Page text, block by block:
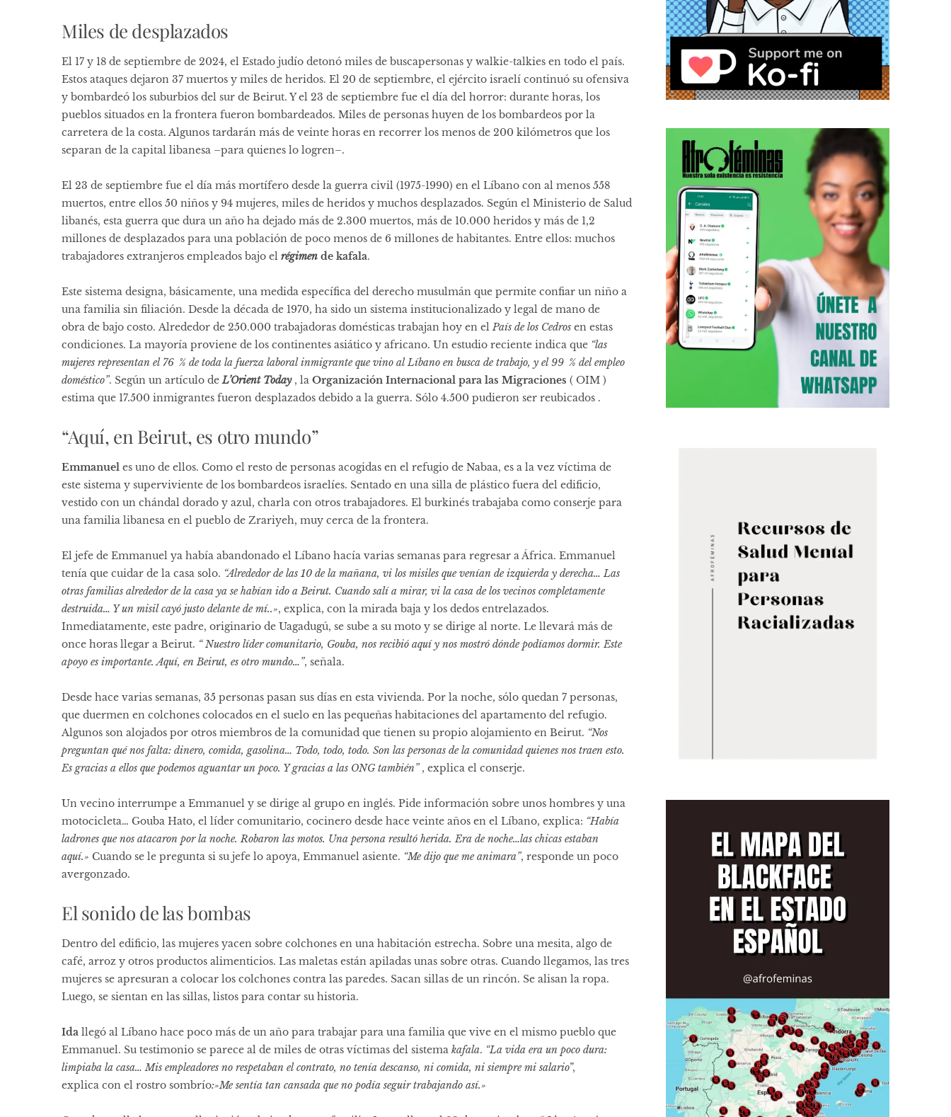
Miles de desplazados
El 17 y 18 de septiembre de 2024, el Estado judío detonó miles de buscapersonas y walkie-talkies en todo el país.
Estos ataques dejaron 37 muertos y miles de heridos. El 20 de septiembre, el ejército israelí continuó su ofensiva
y bombardeó los suburbios del sur de Beirut. Y el 23 de septiembre fue el día del horror: durante horas, los
pueblos situados en la frontera fueron bombardeados. Miles de personas huyen de los bombardeos por la
carretera de la costa. Algunos tardarán más de veinte horas en recorrer los menos de 200 kilómetros que los
separan de la capital libanesa –para quienes lo logren–.
El 23 de septiembre fue el día más mortífero desde la guerra civil (1975-1990) en el Líbano con al menos 558
muertos, entre ellos 50 niños y 94 mujeres, miles de heridos y muchos desplazados. Según el Ministerio de Salud
libanés, esta guerra que dura un año ha dejado más de 2.300 muertos, más de 10.000 heridos y más de 1,2
millones de desplazados para una población de poco menos de 6 millones de habitantes. Entre ellos: muchos
trabajadores extranjeros empleados bajo el régimen de kafala.
Este sistema designa, básicamente, una medida específica del derecho musulmán que permite confiar un niño a
una familia sin filiación. Desde la década de 1970, ha sido un sistema institucionalizado y legal de mano de
obra de bajo costo. Alrededor de 250.000 trabajadoras domésticas trabajan hoy en el País de los Cedros en estas
condiciones. La mayoría proviene de los continentes asiático y africano. Un estudio reciente indica que “las
mujeres representan el 76 % de toda la fuerza laboral inmigrante que vino al Líbano en busca de trabajo, y el 99 % del empleo
doméstico”. Según un artículo deL’Orient Today , la Organización Internacional para las Migraciones ( OIM )
estima que 17.500 inmigrantes fueron desplazados debido a la guerra. Sólo 4.500 pudieron ser reubicados .
“Aquí, en Beirut, es otro mundo”
Emmanuel es uno de ellos. Como el resto de personas acogidas en el refugio de Nabaa, es a la vez víctima de
este sistema y superviviente de los bombardeos israelíes. Sentado en una silla de plástico fuera del edificio,
vestido con un chándal dorado y azul, charla con otros trabajadores. El burkinés trabajaba como conserje para
una familia libanesa en el pueblo de Zrariyeh, muy cerca de la frontera.
El jefe de Emmanuel ya había abandonado el Líbano hacía varias semanas para regresar a África. Emmanuel
tenía que cuidar de la casa solo. “Alrededor de las 10 de la mañana, vi los misiles que venían de izquierda y derecha… Las
otras familias alrededor de la casa ya se habían ido a Beirut. Cuando salí a mirar, vi la casa de los vecinos completamente
destruida… Y un misil cayó justo delante de mí..», explica, con la mirada baja y los dedos entrelazados.
Inmediatamente, este padre, originario de Uagadugú, se sube a su moto y se dirige al norte. Le llevará más de
once horas llegar a Beirut. “ Nuestro líder comunitario, Gouba, nos recibió aquí y nos mostró dónde podíamos dormir. Este
apoyo es importante. Aquí, en Beirut, es otro mundo…”, señala.
Desde hace varias semanas, 35 personas pasan sus días en esta vivienda. Por la noche, sólo quedan 7 personas,
que duermen en colchones colocados en el suelo en las pequeñas habitaciones del apartamento del refugio.
Algunos son alojados por otros miembros de la comunidad que tienen su propio alojamiento en Beirut. “Nos
preguntan qué nos falta: dinero, comida, gasolina… Todo, todo, todo. Son las personas de la comunidad quienes nos traen esto.
Es gracias a ellos que podemos aguantar un poco. Y gracias a las ONG también”, explica el conserje.
Un vecino interrumpe a Emmanuel y se dirige al grupo en inglés. Pide información sobre unos hombres y una
motocicleta… Gouba Hato, el líder comunitario, cocinero desde hace veinte años en el Líbano, explica: “Había
ladrones que nos atacaron por la noche. Robaron las motos. Una persona resultó herida. Era de noche…las chicas estaban
aquí.» Cuando se le pregunta si su jefe lo apoya, Emmanuel asiente. “Me dijo que me animara”, responde un poco
avergonzado.
El sonido de las bombas
Dentro del edificio, las mujeres yacen sobre colchones en una habitación estrecha. Sobre una mesita, algo de
café, arroz y otros productos alimenticios. Las maletas están apiladas unas sobre otras. Cuando llegamos, las tres
mujeres se apresuran a colocar los colchones contra las paredes. Sacan sillas de un rincón. Se alisan la ropa.
Luego, se sientan en las sillas, listos para contar su historia.
Ida llegó al Líbano hace poco más de un año para trabajar para una familia que vive en el mismo pueblo que
Emmanuel. Su testimonio se parece al de miles de otras víctimas del sistema kafala. “La vida era un poco dura:
limpiaba la casa… Mis empleadores no respetaban el contrato, no tenía descanso, ni comida, ni siempre mi salario”,
explica con el rostro sombrío:»Me sentía tan cansada que no podía seguir trabajando así.»